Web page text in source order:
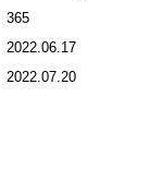
365
2022.06.17
2022.07.20